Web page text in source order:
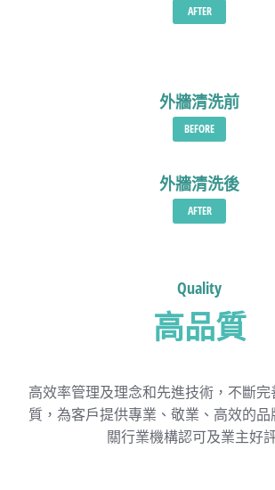
Quality
高品質
高效率管理及理念和先進技術，不斷
質，為客戶提供專業、敬業、高效的
關行業機構認可及業主好
外牆清洗前
BEFORE
外牆清洗後
AFTER
AFTER